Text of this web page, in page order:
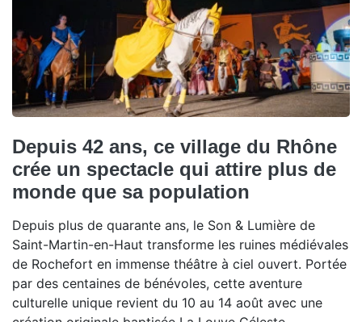
Depuis 42 ans, ce village du Rhône
crée un spectacle qui attire plus de
monde que sa population
Depuis plus de quarante ans, le Son & Lumière de
Saint-Martin-en-Haut transforme les ruines médiévales
de Rochefort en immense théâtre à ciel ouvert. Portée
par des centaines de bénévoles, cette aventure
culturelle unique revient du 10 au 14 août avec une